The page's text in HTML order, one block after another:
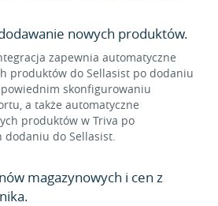
nowych produktów.
zapewnia automatyczne
produktów do Sellasist po dodaniu
skonfigurowaniu
a także automatyczne
produktów w Triva po
dodaniu do Sellasist.
magazynowych i cen z